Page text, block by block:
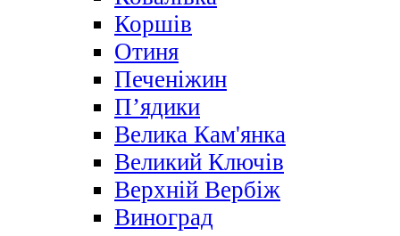
Коршів
Отиня
Печеніжин
П’ядики
Велика Кам'янка
Великий Ключів
Верхній Вербіж
Виноград